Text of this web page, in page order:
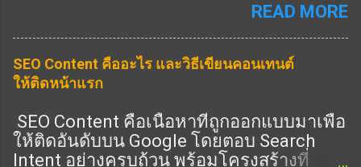
ว่าเนื้อหาคุณ: Expertise (ความเชี่ยวชาญ)
ครบ = อันดับดีขึ้น 🎯 Heading ช่วย E-E-A-T
ยังไง ✔️ 1. แสดง Expertise 👉 ใช้ Heading
ครอบคลุมลึก ✔️ 2. แสดง Experience 👉 มี
หัวข้อ “ประสบการณ์จริง” ✔️ 3. แสดง
Authority 👉 มีหัวข้อครบทุกมุม ✔️ 4. แสดง
READ MORE
SEO Content คืออะไร และวิธีเขียนคอนเทนต์
ให้ติดหน้าแรก
SEO Content คือเนื้อหาที่ถูกออกแบบมาเพื่อ
ให้ติดอันดับบน Google โดยตอบ Search
Intent อย่างครบถ้วน พร้อมโครงสร้างที่